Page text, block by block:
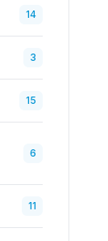
14
3
15
6
11